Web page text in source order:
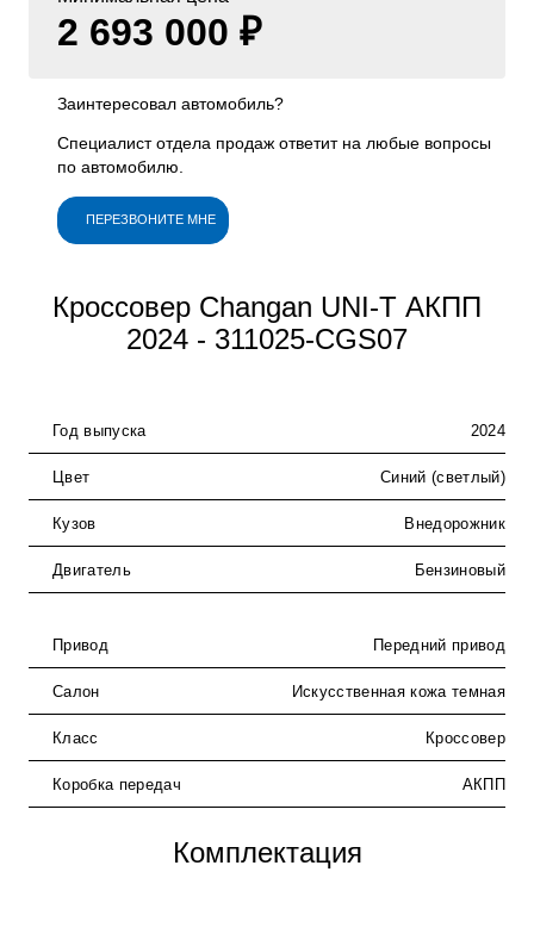
2 693 000 ₽
Заинтересовал автомобиль?
Специалист отдела продаж ответит на любые вопросы
по автомобилю.
ПЕРЕЗВОНИТЕ МНЕ
Кроссовер Changan UNI-T АКПП
2024 - 311025-CGS07
Год выпуска 2024
Цвет Синий (светлый)
Кузов Внедорожник
Двигатель Бензиновый
Привод Передний привод
Салон Искусственная кожа темная
Класс Кроссовер
Коробка передач АКПП
Комплектация